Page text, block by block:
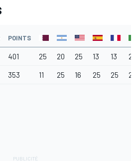
POINTS
401 25 20 25 13 13 25
353 11 25 16 25 25 20